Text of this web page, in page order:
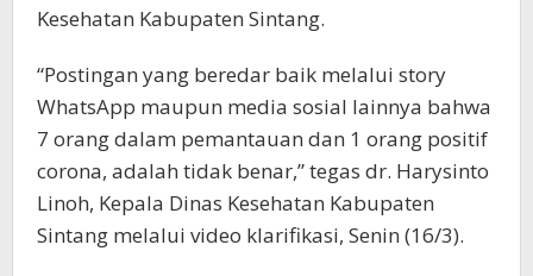
Kesehatan Kabupaten Sintang.
“Postingan yang beredar baik melalui story
WhatsApp maupun media sosial lainnya bahwa
7 orang dalam pemantauan dan 1 orang positif
corona, adalah tidak benar,” tegas dr. Harysinto
Linoh, Kepala Dinas Kesehatan Kabupaten
Sintang melalui video klarifikasi, Senin (16/3).